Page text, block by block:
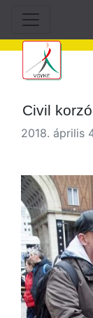
Civil
2018. április